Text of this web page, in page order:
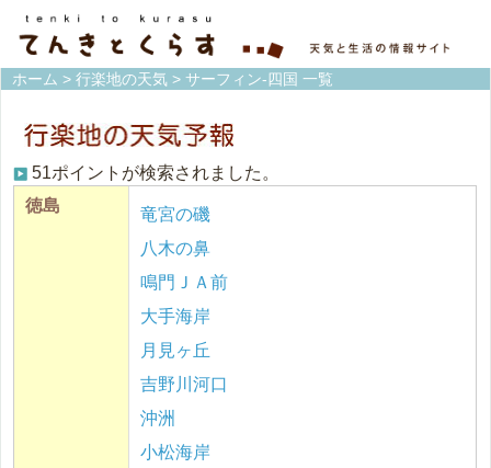
ホーム > 行楽地の天気 > サーフィン-四国 一覧
51ポイントが検索されました。
徳島
竜宮の磯
八木の鼻
鳴門ＪＡ前
大手海岸
月見ヶ丘
吉野川河口
沖洲
小松海岸